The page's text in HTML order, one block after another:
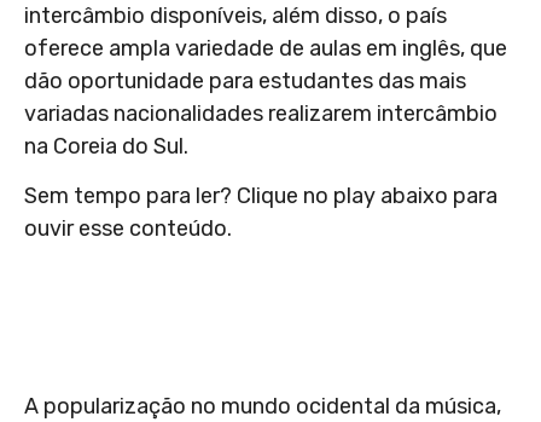
intercâmbio disponíveis, além disso, o país
oferece ampla variedade de aulas em inglês, que
dão oportunidade para estudantes das mais
variadas nacionalidades realizarem intercâmbio
na Coreia do Sul.
Sem tempo para ler? Clique no play abaixo para
ouvir esse conteúdo.
A popularização no mundo ocidental da música,